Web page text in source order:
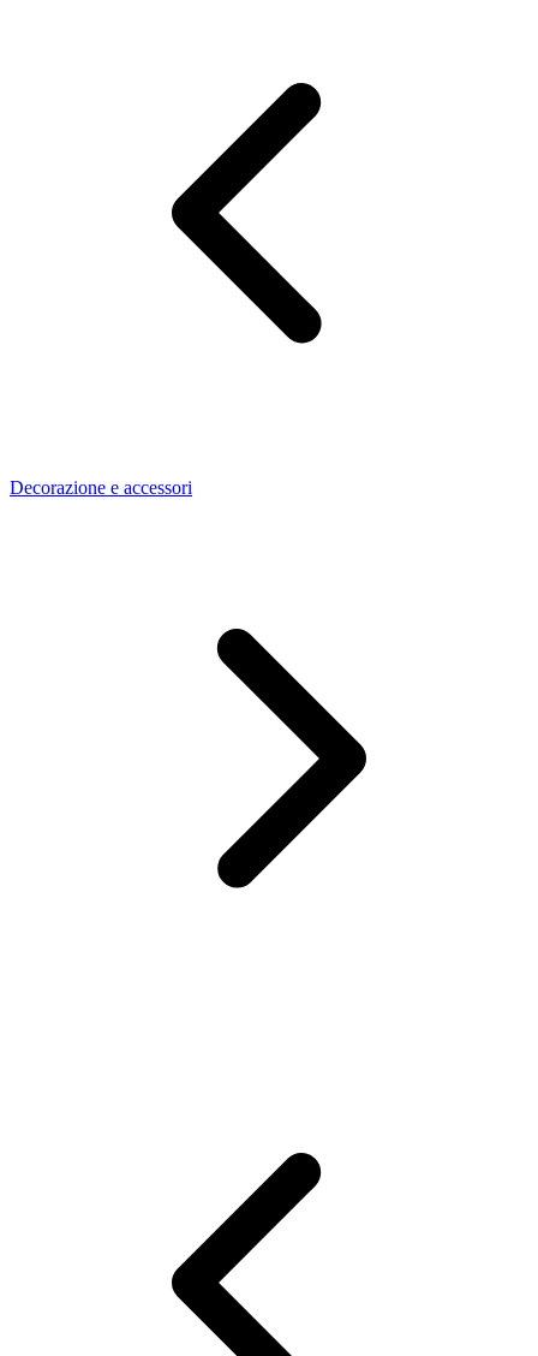
Decorazione e accessori